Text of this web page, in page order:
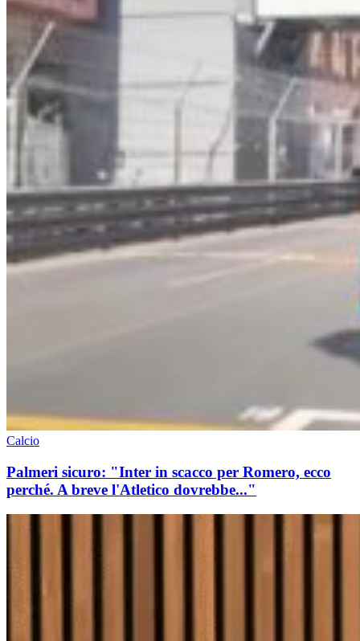
Calcio
Palmeri sicuro: "Inter in scacco per Romero, ecco
perché. A breve l'Atletico dovrebbe..."